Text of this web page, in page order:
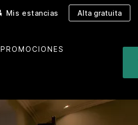
Mis estancias Alta gratuita
PROMOCIONES